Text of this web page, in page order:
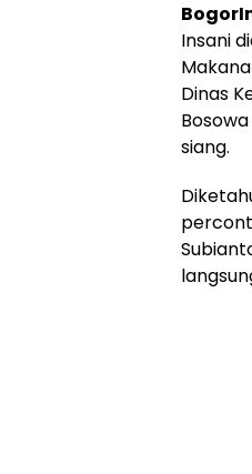
Insani
Dinas
siang.